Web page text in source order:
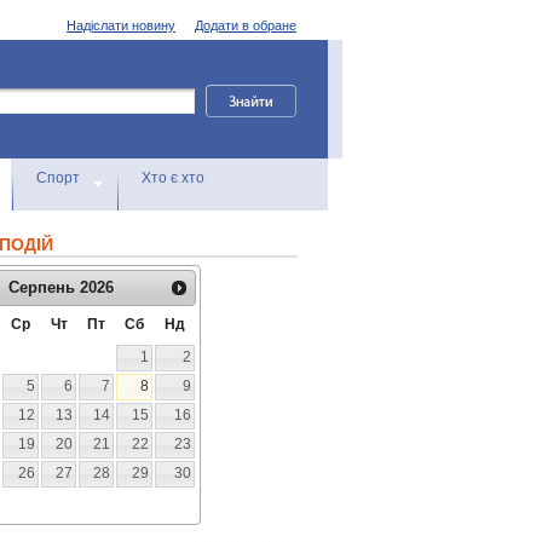
Додати в обране
Надіслати новину
Спорт Хто є хто
Серпень 2026
Ср Чт Пт Сб
Нд
1
2
5 6 7 8
9
12 13 14 15
16
19 20 21 22
23
26 27 28 29
30